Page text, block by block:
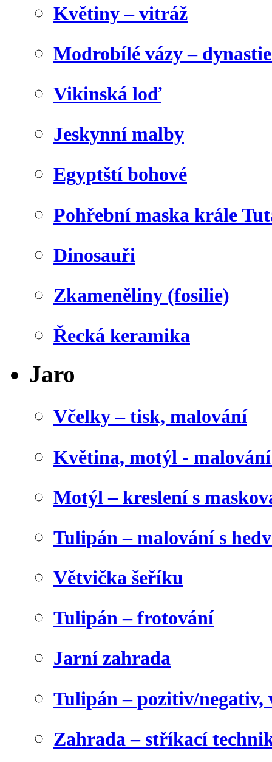
Květiny – vitráž
Modrobílé vázy –
Vikinská loď
Jeskynní malby
Egyptští bohové
Pohřební maska krále
Dinosauři
Zkameněliny (fosilie)
Řecká keramika
Jaro
Včelky – tisk, malování
Květina, motýl -
Motýl – kreslení s
Tulipán – malování s
Větvička šeříku
Tulipán – frotování
Jarní zahrada
Tulipán – pozitiv/negativ,
Zahrada – stříkací